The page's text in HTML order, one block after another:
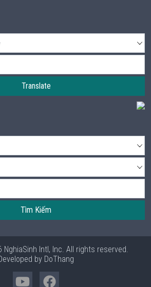
Translate
Tìm Kiếm
Intl, Inc. All rights reserved.
by DoThang